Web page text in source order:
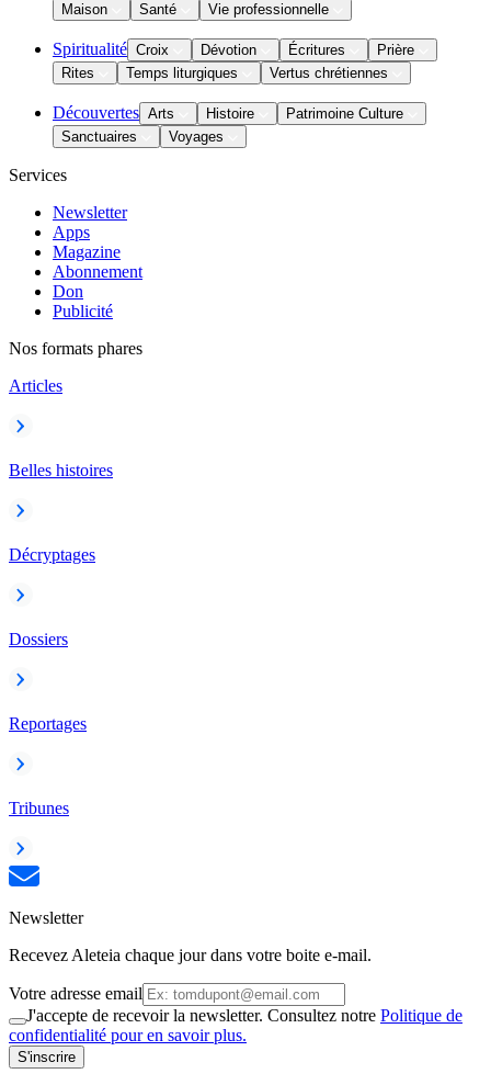
Maison
Santé Vie professionnelle
Spiritualité Croix Dévotion Écritures
Prière
Rites
Temps liturgiques Vertus chrétiennes
Découvertes Arts Histoire
Patrimoine Culture
Sanctuaires
Voyages
Services
Newsletter
Apps
Magazine
Abonnement
Don
Publicité
Nos formats phares
Articles
Belles histoires
Décryptages
Dossiers
Reportages
Tribunes
Newsletter
Recevez Aleteia chaque jour dans votre boite e-mail.
Votre adresse email
J'accepte de recevoir la newsletter. Consultez notre Politique de
confidentialité pour en savoir plus.
S'inscrire